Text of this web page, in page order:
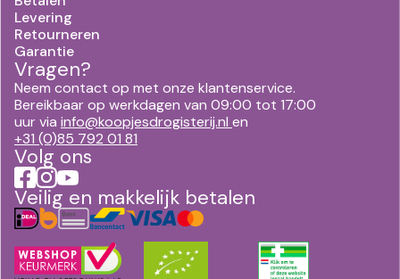
Levering
Retourneren
Garantie
Vragen?
Neem contact op met onze klantenservice.
Bereikbaar op werkdagen van 09:00 tot 17:00
uur via info@koopjesdrogisterij.nl en
+31 (0)85 792 01 81
Volg ons
Veilig en makkelijk betalen